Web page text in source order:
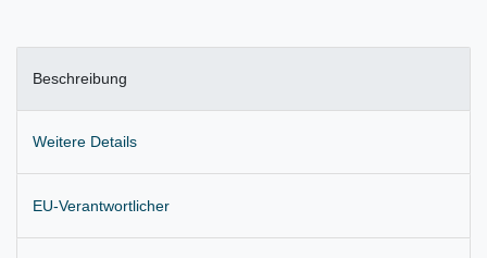
Beschreibung
Weitere Details
EU-Verantwortlicher